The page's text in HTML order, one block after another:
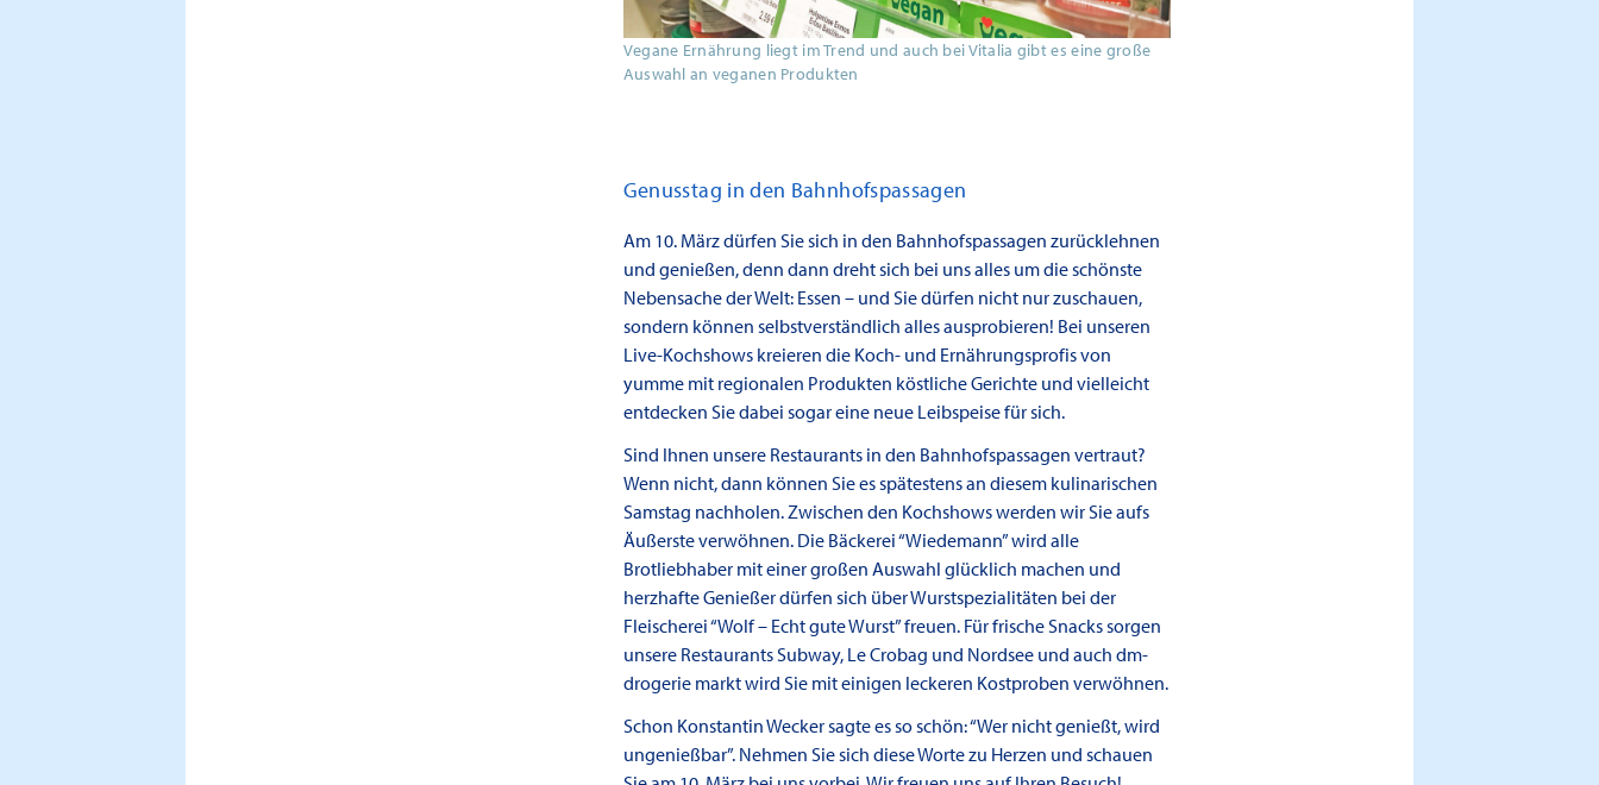
Vegane Ernährung liegt im Trend und auch bei Vitalia gibt es eine große
Auswahl an veganen Produkten
Genusstag in den Bahnhofspassagen
Am 10. März dürfen Sie sich in den Bahnhofspassagen zurücklehnen
und genießen, denn dann dreht sich bei uns alles um die schönste
Nebensache der Welt: Essen – und Sie dürfen nicht nur zuschauen,
sondern können selbstverständlich alles ausprobieren! Bei unseren
Live-Kochshows kreieren die Koch- und Ernährungsprofis von
yumme mit regionalen Produkten köstliche Gerichte und vielleicht
entdecken Sie dabei sogar eine neue Leibspeise für sich.
Sind Ihnen unsere Restaurants in den Bahnhofspassagen vertraut?
Wenn nicht, dann können Sie es spätestens an diesem kulinarischen
Samstag nachholen. Zwischen den Kochshows werden wir Sie aufs
Äußerste verwöhnen. Die Bäckerei “Wiedemann” wird alle
Brotliebhaber mit einer großen Auswahl glücklich machen und
herzhafte Genießer dürfen sich über Wurstspezialitäten bei der
Fleischerei “Wolf – Echt gute Wurst” freuen. Für frische Snacks sorgen
unsere Restaurants Subway, Le Crobag und Nordsee und auch dm-
drogerie markt wird Sie mit einigen leckeren Kostproben verwöhnen.
Schon Konstantin Wecker sagte es so schön: “Wer nicht genießt, wird
ungenießbar”. Nehmen Sie sich diese Worte zu Herzen und schauen